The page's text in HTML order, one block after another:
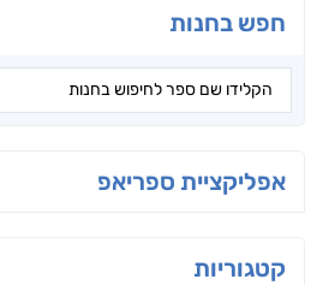
חפש בחנות
אפליקציית ספריאפ
קטגוריות